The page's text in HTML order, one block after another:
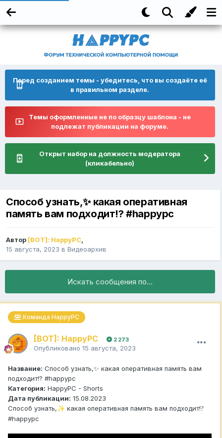
Перед созданием темы - убедитесь, что вы создаёте её
в правильном разделе.
Темы оформленные не по образцу шаблона - не
подлежат публикации на форуме.
Открыт набор на должность модератора
(кликабельно)
Способ узнать,✨ какая оперативная
память вам подходит!? #happypc
Автор [BOT]: HappyPC,
15 августа, 2023 в Видеоархив
Искать сообщения по...
Команда HappyPC
[BOT]: HappyPC 2 273
Опубликовано 15 августа, 2023
Название: Способ узнать,✨ какая оперативная память вам
подходит!? #happypc
Категория: HappyPC - Shorts
Дата публикации: 15.08.2023
Способ узнать,✨ какая оперативная память вам подходит!?
#happypc